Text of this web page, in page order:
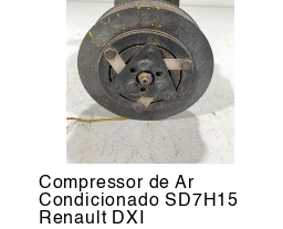
Compressor de Ar
Condicionado SD7H15
Renault DXI